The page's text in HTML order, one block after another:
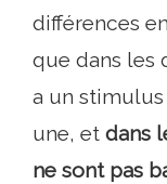
différences
que dans les
a un
une, et dans
ne sont pas